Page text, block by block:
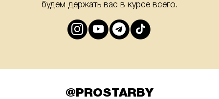
будем держать вас в курсе всего.
@PROSTARBY